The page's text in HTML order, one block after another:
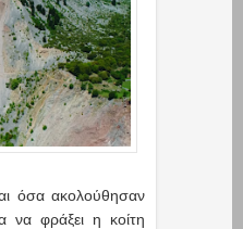
όσα ακολούθησαν
να φράξει η κοίτη